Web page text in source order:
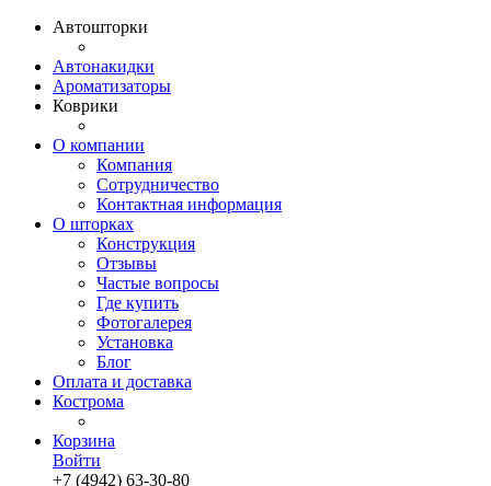
Автошторки
Автонакидки
Ароматизаторы
Коврики
О компании
Компания
Сотрудничество
Контактная информация
О шторках
Конструкция
Отзывы
Частые вопросы
Где купить
Фотогалерея
Установка
Блог
Оплата и доставка
Кострома
Корзина
Войти
+7 (4942) 63-30-80